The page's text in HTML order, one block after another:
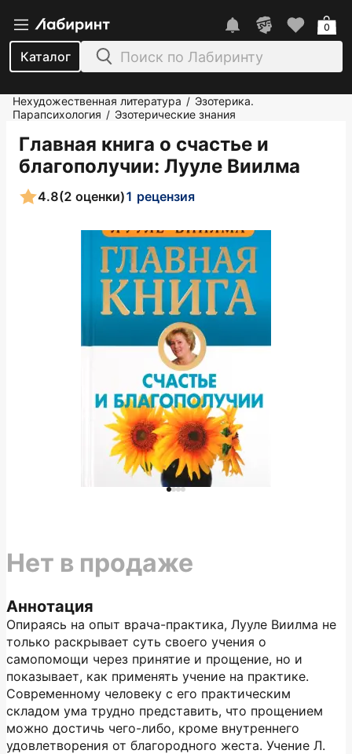
Каталог
0
Нехудожественная литература / Эзотерика.
Парапсихология / Эзотерические знания
Главная книга о счастье и
благополучии: Лууле Виилма
4.8(2 оценки)1 рецензия
Аннотация
Опираясь на опыт врача-практика, Лууле Виилма не
только раскрывает суть своего учения о
самопомощи через принятие и прощение, но и
показывает, как применять учение на практике.
Современному человеку с его практическим
складом ума трудно представить, что прощением
можно достичь чего-либо, кроме внутреннего
удовлетворения от благородного жеста. Учение Л.
Нет в продаже